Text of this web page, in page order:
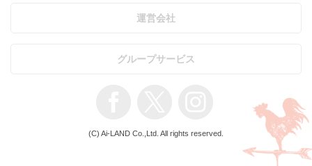
運営会社
グループサービス
(C) Ai-LAND Co.,Ltd. All rights reserved.